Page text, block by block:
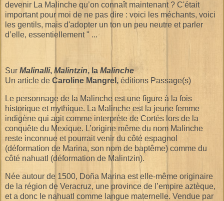
devenir La Malinche qu’on connaît maintenant ? C'était
important pour moi de ne pas dire : voici les méchants, voici
les gentils, mais d'adopter un ton un peu neutre et parler
d’elle, essentiellement " ...
Sur Malinalli, Malintzin, la Malinche
Un article de Caroline Mangrel, éditions Passage(s)
Le personnage de la Malinche est une figure à la fois
historique et mythique. La Malinche est la jeune femme
indigène qui agit comme interprète de Cortés lors de la
conquête du Mexique. L’origine même du nom Malinche
reste inconnue et pourrait venir du côté espagnol
(déformation de Marina, son nom de baptême) comme du
côté nahuatl (déformation de Malintzin).
Née autour de 1500, Doña Marina est elle-même originaire
de la région de Veracruz, une province de l’empire aztèque,
et a donc le nahuatl comme langue maternelle. Vendue par